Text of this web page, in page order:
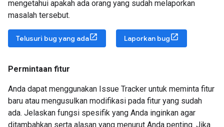
mengetahui apakah ada orang yang sudah melaporkan
masalah tersebut.
Telusuri bug yang ada Laporkan bug
Permintaan fitur
Anda dapat menggunakan Issue Tracker untuk meminta fitur
baru atau mengusulkan modifikasi pada fitur yang sudah
ada. Jelaskan fungsi spesifik yang Anda inginkan agar
ditambahkan serta alasan yang menurut Anda penting. Jika